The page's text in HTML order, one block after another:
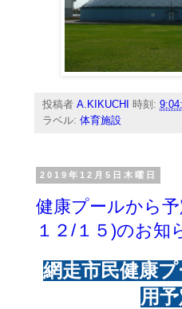
投稿者A.KIKUCHI 時刻:
ラベル:体育施設
2019年12月5日木曜日
健康プールから
１２/１５)のお知
網走市民健康
用